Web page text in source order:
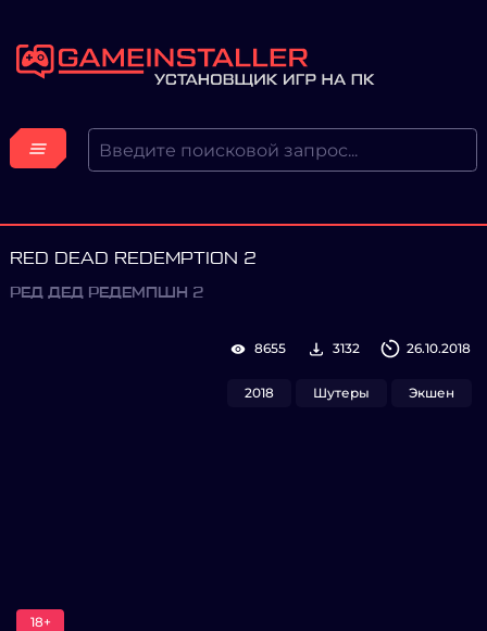
RED DEAD REDEMPTION 2
РЕД ДЕД РЕДЕМПШН 2
18+
8655 3132 26.10.2018
2018 Шутеры Экшен